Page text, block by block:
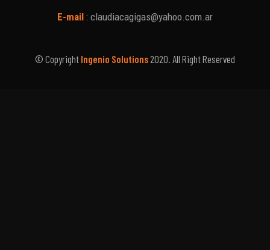
E-mail : claudiacagigas@yahoo.com.ar
© Copyright Ingenio Solutions 2020. All Right Reserved